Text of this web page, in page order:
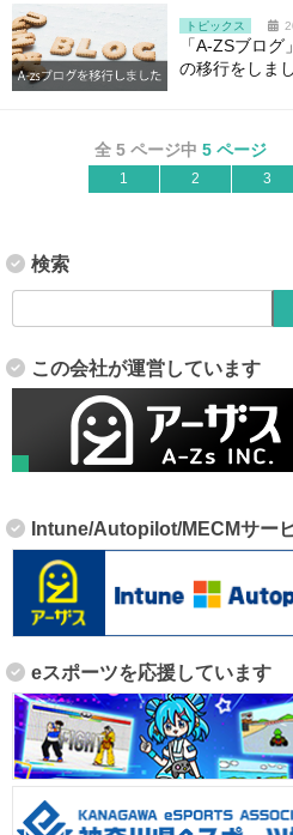
トピックス
「A-ZSブロ
の移行をしま
全 5 ページ中 5 ページ
1 2 3
検索
この会社が運営しています
Intune/Autopilot/MECMサー
eスポーツを応援しています